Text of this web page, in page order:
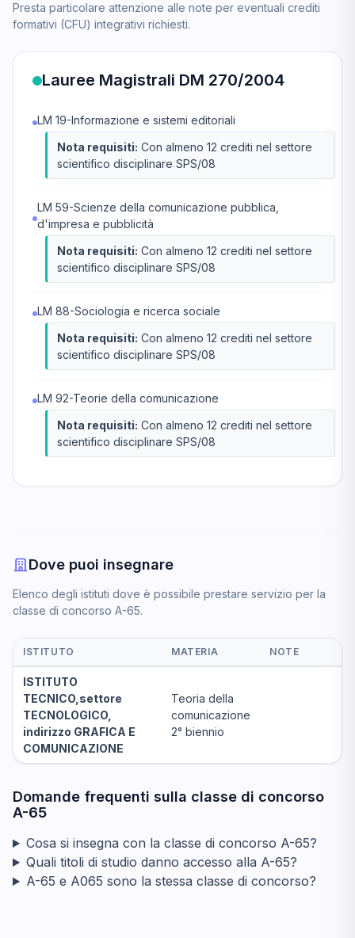
Presta particolare attenzione alle note per eventuali crediti
formativi (CFU) integrativi richiesti.
Lauree Magistrali DM 270/2004
LM 19-Informazione e sistemi editoriali
Nota requisiti: Con almeno 12 crediti nel settore
scientifico disciplinare SPS/08
LM 59-Scienze della comunicazione pubblica,
d'impresa e pubblicità
Nota requisiti: Con almeno 12 crediti nel settore
scientifico disciplinare SPS/08
LM 88-Sociologia e ricerca sociale
Nota requisiti: Con almeno 12 crediti nel settore
scientifico disciplinare SPS/08
LM 92-Teorie della comunicazione
Nota requisiti: Con almeno 12 crediti nel settore
scientifico disciplinare SPS/08
Dove puoi insegnare
Elenco degli istituti dove è possibile prestare servizio per la
classe di concorso A-65.
ISTITUTO MATERIA NOTE
ISTITUTO
TECNICO,settore
TECNOLOGICO,
indirizzo GRAFICA E
COMUNICAZIONE
Teoria della
comunicazione
2° biennio
Domande frequenti sulla classe di concorso
A-65
Cosa si insegna con la classe di concorso A-65?
Quali titoli di studio danno accesso alla A-65?
A-65 e A065 sono la stessa classe di concorso?